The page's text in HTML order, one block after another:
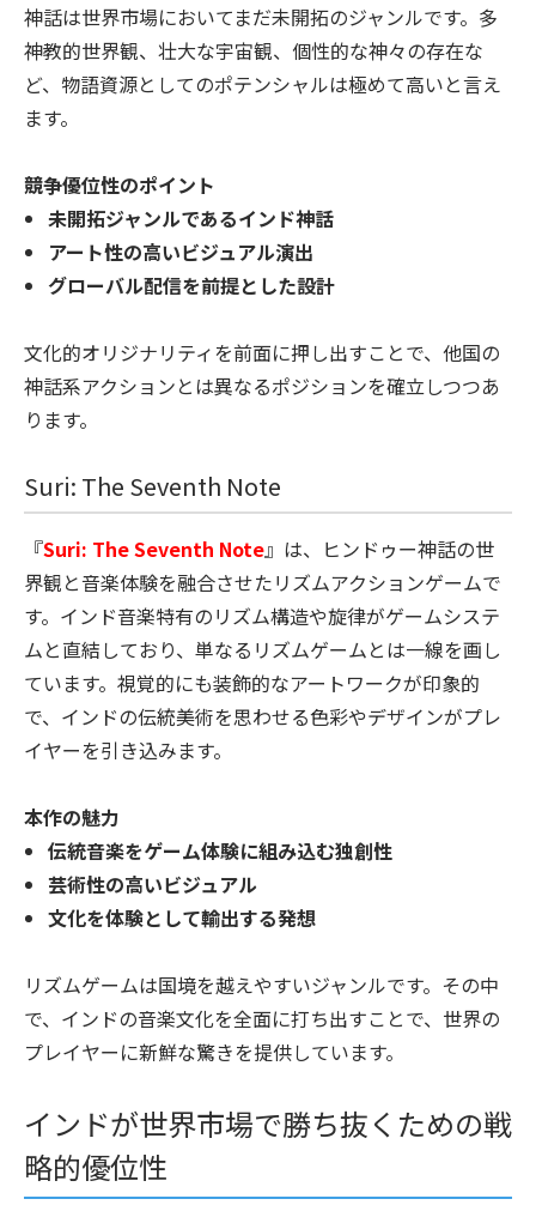
神話は世界市場においてまだ未開拓のジャンルです。多
神教的世界観、壮大な宇宙観、個性的な神々の存在な
ど、物語資源としてのポテンシャルは極めて高いと言え
ます。
競争優位性のポイント
未開拓ジャンルであるインド神話
アート性の高いビジュアル演出
グローバル配信を前提とした設計
文化的オリジナリティを前面に押し出すことで、他国の
神話系アクションとは異なるポジションを確立しつつあ
ります。
Suri: The Seventh Note
『Suri: The Seventh Note』は、ヒンドゥー神話の世
界観と音楽体験を融合させたリズムアクションゲームで
す。インド音楽特有のリズム構造や旋律がゲームシステ
ムと直結しており、単なるリズムゲームとは一線を画し
ています。 視覚的にも装飾的なアートワークが印象的
で、インドの伝統美術を思わせる色彩やデザインがプレ
イヤーを引き込みます。
本作の魅力
伝統音楽をゲーム体験に組み込む独創性
芸術性の高いビジュアル
文化を体験として輸出する発想
リズムゲームは国境を越えやすいジャンルです。その中
で、インドの音楽文化を全面に打ち出すことで、世界の
プレイヤーに新鮮な驚きを提供しています。
インドが世界市場で勝ち抜くための戦
略的優位性